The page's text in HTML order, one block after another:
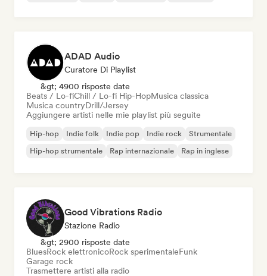
ADAD Audio
Curatore Di Playlist
&gt; 4900 risposte date
Beats / Lo-fiChill / Lo-fi Hip-HopMusica classica
Musica countryDrill/Jersey
Aggiungere artisti nelle mie playlist più seguite
Hip-hop Indie folk Indie pop Indie rock
Strumentale
Hip-hop strumentale
Rap internazionale Rap in inglese
Good Vibrations Radio
Stazione Radio
&gt; 2900 risposte date
BluesRock elettronicoRock sperimentaleFunk
Garage rock
Trasmettere artisti alla radio